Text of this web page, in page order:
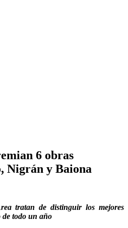
6 obras
Nigrán y Baiona
tratan de distinguir los mejores
de todo un año